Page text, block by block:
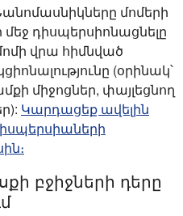
մոմերի
մեջ դիսպերսիոնացնելը
վրա հիմնված
(օրինակ՝
միջոցներ, փայլեցնող
Կարդացեք ավելին
բջիջների դերը